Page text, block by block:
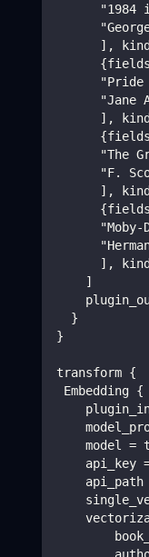
"1984
],
"Pride
"Jane
],
"The
"F.
],
"Moby-
],
    ]
  }
}
transform {
Embedding {
model =
api_key
api_path